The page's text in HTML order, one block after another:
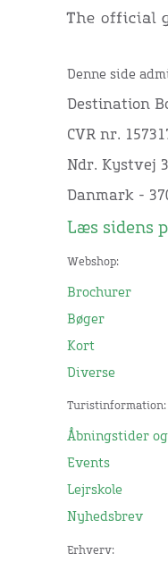
Denne side
Destination
CVR nr.
Ndr. Kystvej 3
Danmark -
Læs sidens
Webshop:
Brochurer
Bøger
Kort
Diverse
Turistinformation:
Åbningstider
Events
Lejrskole
Nyhedsbrev
Erhverv: